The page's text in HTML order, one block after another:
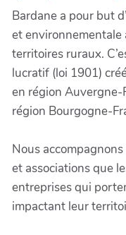
Bardane a pour but
et environnementale
territoires ruraux.
lucratif (loi 1901)
en région Auvergne-
région Bourgogne-
Nous
et associations que
entreprises qui
impactant leur